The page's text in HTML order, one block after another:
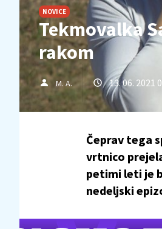
NOVICE
Tekmovalka
rakom
M. A. 13. 06. 2021
Čeprav tega
vrtnico
petimi leti je
nedeljski